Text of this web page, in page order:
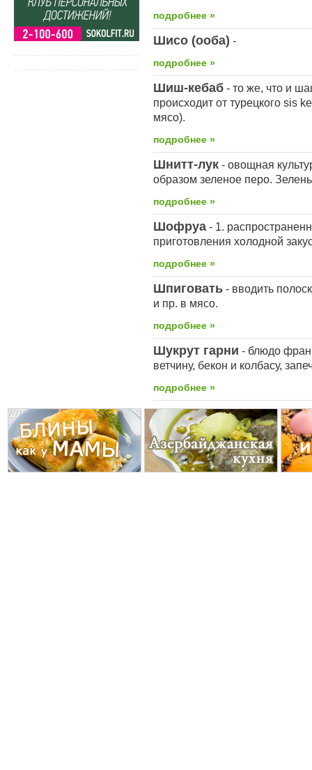
подробнее »
Шисо (ооба) -
подробнее »
Шиш-кебаб - то же, что и
происходит от турецкого sis
мясо).
подробнее »
Шнитт-лук - овощная
образом зеленое перо.
подробнее »
Шофруа - 1.
приготовления холодной
подробнее »
Шпиговать - вводить
и пр. в мясо.
подробнее »
Шукрут гарни - блюдо
ветчину, бекон и колбасу,
подробнее »